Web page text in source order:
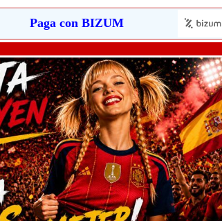
Paga con BIZUM